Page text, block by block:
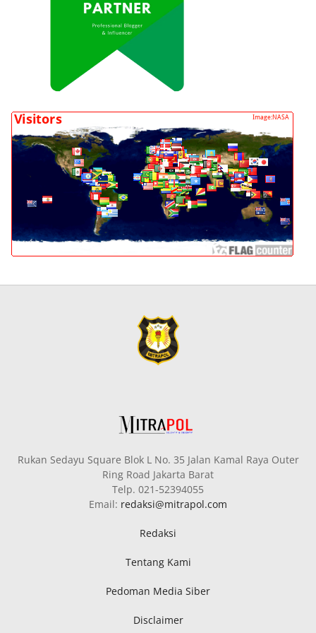
Rukan Sedayu Square Blok L No. 35 Jalan Kamal Raya Outer
Ring Road Jakarta Barat
Telp. 021-52394055
Email: redaksi@mitrapol.com
Redaksi
Tentang Kami
Pedoman Media Siber
Disclaimer